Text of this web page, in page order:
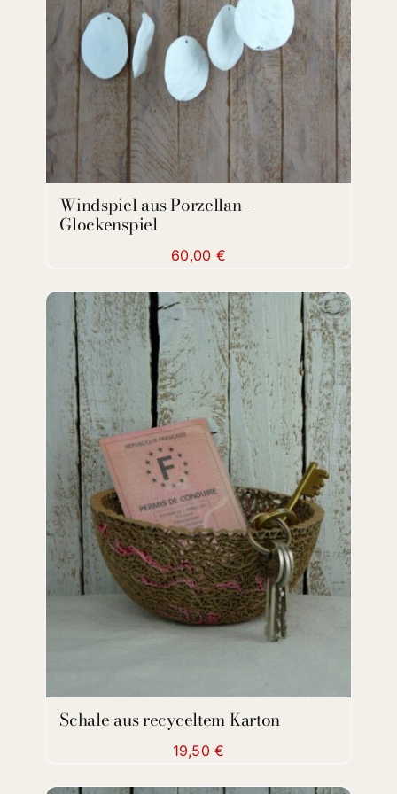
Windspiel aus Porzellan –
Glockenspiel
60,00 €
ADD TO CART / DETAILS
Schale aus recyceltem Karton
19,50€